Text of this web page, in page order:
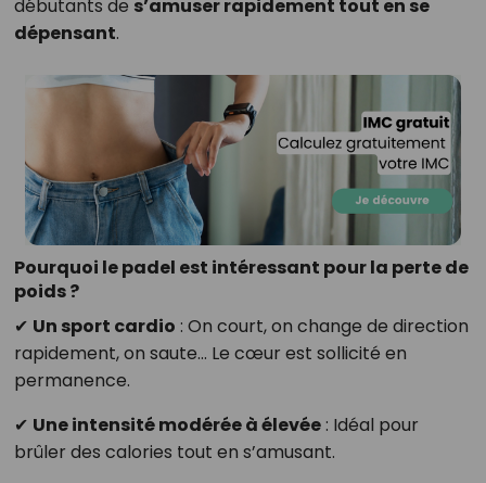
débutants de s’amuser rapidement tout en se
dépensant.
Pourquoi le padel est intéressant pour la perte de
poids ?
✔ Un sport cardio : On court, on change de direction
rapidement, on saute… Le cœur est sollicité en
permanence.
✔ Une intensité modérée à élevée: Idéal pour
brûler des calories tout en s’amusant.